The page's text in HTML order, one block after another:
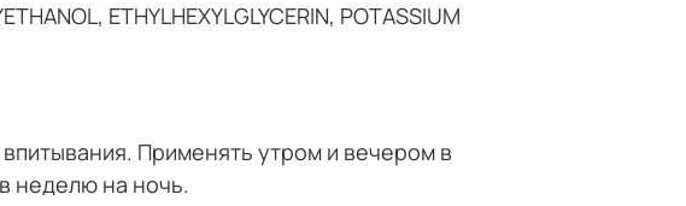
ETHYLHEXYLGLYCERIN, POTASSIUM
Применять утром и вечером в
неделю на ночь.